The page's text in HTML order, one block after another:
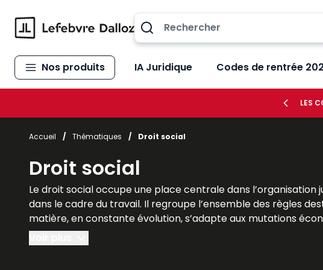
Nos produits IA Juridique Codes de rentrée
LES
Accueil / Thématiques / Droit social
Droit social
Le droit social occupe une place centrale dans
dans le cadre du travail. Il regroupe l’ensemble des règles
matière, en constante évolution, s’adapte aux mutations
intéresse particulièrement les étudiants en droit, les
entreprises et la sécurité juridique des relations